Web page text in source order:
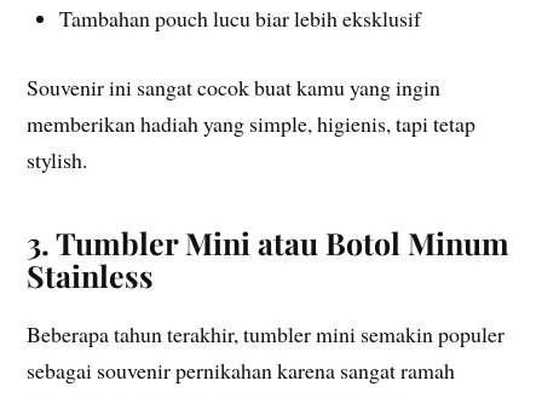
Tambahan pouch lucu biar lebih eksklusif
Souvenir ini sangat cocok buat kamu yang ingin
memberikan hadiah yang simple, higienis, tapi tetap
stylish.
3. Tumbler Mini atau Botol Minum
Stainless
Beberapa tahun terakhir, tumbler mini semakin populer
sebagai souvenir pernikahan karena sangat ramah